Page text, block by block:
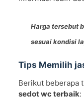
Harga tersebut
sesuai kondisi
Tips Memilih
Berikut beberapa
sedot wc terbaik: